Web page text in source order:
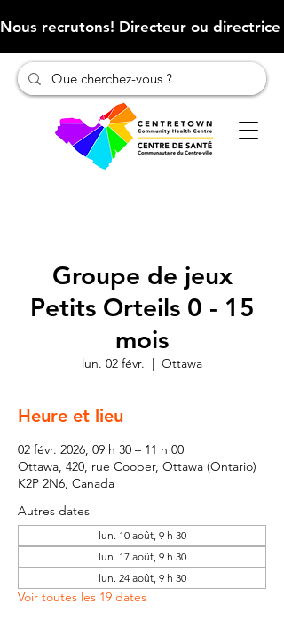
Nous recrutons! Directeur ou
Groupe de jeux
Petits Orteils 0 - 15
mois
lun. 02 févr.
  |
Ottawa
Heure et lieu
02 févr. 2026, 09 h 30 – 11 h 00
Ottawa, 420, rue Cooper, Ottawa (Ontario)
K2P 2N6, Canada
Autres dates
lun. 10 août, 9 h 30
lun. 17 août, 9 h 30
lun. 24 août, 9 h 30
Voir toutes les 19 dates